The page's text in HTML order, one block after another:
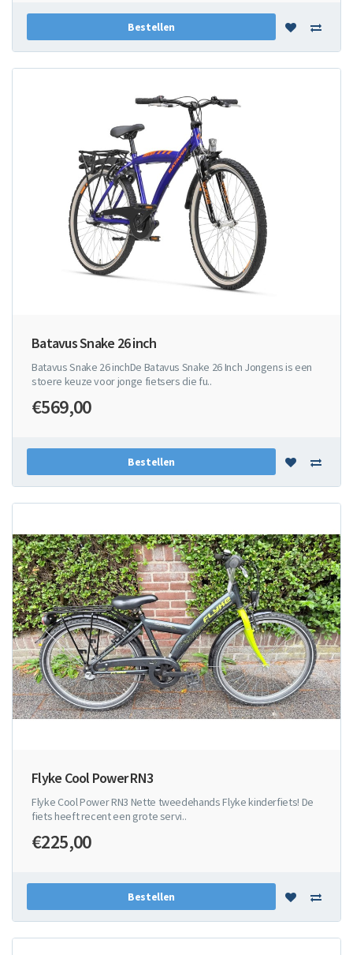
Bestellen
Batavus Snake 26 inch
Batavus Snake 26 inchDe Batavus Snake 26 Inch Jongens is een
stoere keuze voor jonge fietsers die fu..
€569,00
Bestellen
Flyke Cool Power RN3
Flyke Cool Power RN3 Nette tweedehands Flyke kinderfiets! De
fiets heeft recent een grote servi..
€225,00
Bestellen